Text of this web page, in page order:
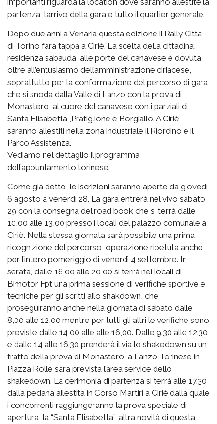
importanti riguarda la location dove saranno allestite la
partenza l’arrivo della gara e tutto il quartier generale.
Dopo due anni a Venaria,questa edizione il Rally Città
di Torino farà tappa a Ciriè. La scelta della cittadina,
residenza sabauda, alle porte del canavese è dovuta
oltre all’entusiasmo dell’amministrazione ciriacese,
soprattutto per la conformazione del percorso di gara
che si snoda dalla Valle di Lanzo con la prova di
Monastero, al cuore del canavese con i parziali di
Santa Elisabetta ,Pratiglione e Borgiallo. A Ciriè
saranno allestiti nella zona industriale il Riordino e il
Parco Assistenza.
Vediamo nel dettaglio il programma
dell’appuntamento torinese.
Come già detto, le iscrizioni saranno aperte da giovedì
6 agosto a venerdì 28. La gara entrerà nel vivo sabato
29 con la consegna del road book che si terrà dalle
10,00 alle 13,00 presso i locali del palazzo comunale a
Ciriè. Nella stessa giornata sarà possibile una prima
ricognizione del percorso, operazione ripetuta anche
per l’intero pomeriggio di venerdì 4 settembre. In
serata, dalle 18,00 alle 20,00 si terrà nei locali di
Bimotor Fpt una prima sessione di verifiche sportive e
tecniche per gli scritti allo shakdown, che
proseguiranno anche nella giornata di sabato dalle
8,00 alle 12,00 mentre per tutti gli altri le verifiche sono
previste dalle 14,00 alle alle 16,00. Dalle 9.30 alle 12.30
e dalle 14 alle 16.30 prenderà il via lo shakedown su un
tratto della prova di Monastero, a Lanzo Torinese in
Piazza Rolle sarà prevista l’area service dello
shakedown. La cerimonia di partenza si terrà alle 17.30
dalla pedana allestita in Corso Martiri a Ciriè dalla quale
i concorrenti raggiungeranno la prova speciale di
apertura, la “Santa Elisabetta”, altra novità di questa